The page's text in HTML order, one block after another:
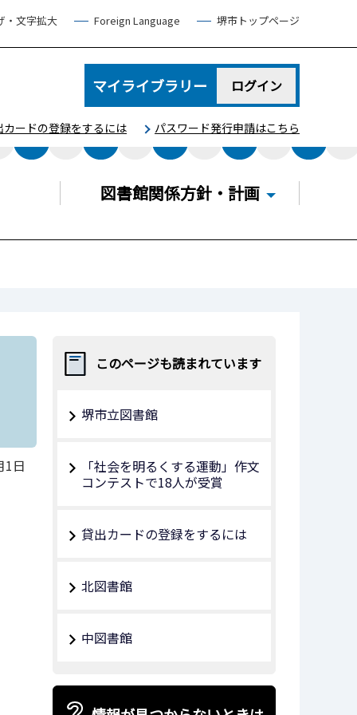
・文字拡大 Foreign Language 堺市トップページ
マイライブラリー ログイン
カードの登録をするには パスワード発行申請はこちら
図書館関係方針・計画
1日
このページも読まれています
堺市立図書館
「社会を明るくする運動」作文
コンテストで18人が受賞
貸出カードの登録をするには
北図書館
中図書館